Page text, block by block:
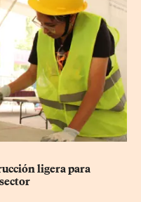
ligera para